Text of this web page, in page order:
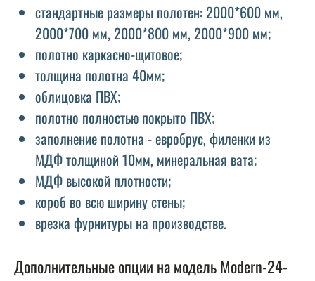
стандартные размеры полотен: 2000*600 мм,
2000*700 мм, 2000*800 мм, 2000*900 мм;
полотно каркасно-щитовое;
толщина полотна 40мм;
облицовка ПВХ;
полотно полностью покрыто ПВХ;
заполнение полотна - евробрус, филенки из
МДФ толщиной 10мм, минеральная вата;
МДФ высокой плотности;
короб во всю ширину стены;
врезка фурнитуры на производстве.
Дополнительные опции на модель Modern-24-